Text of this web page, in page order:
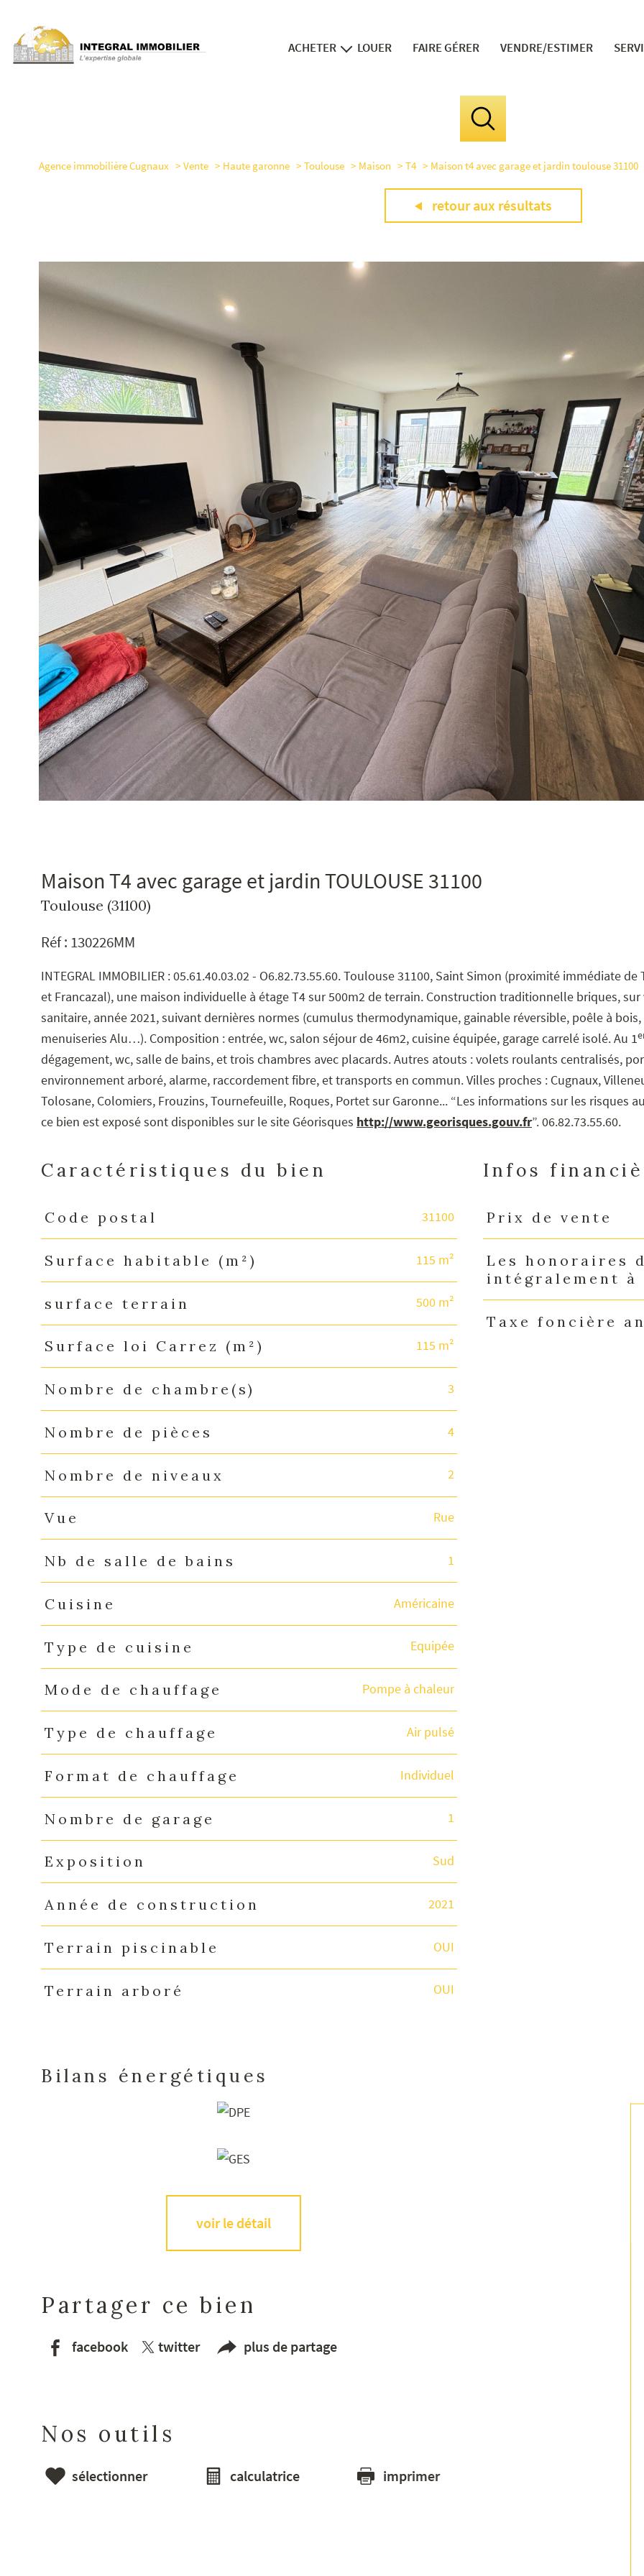
ACHETER LOUER FAIRE GÉRER VENDRE/ESTIMER
le
Agence immobilière Cugnaux
Vente Haute garonne Toulouse Maison T4 Maison t4 avec garage et jardin toulouse 31100
retour aux résultats
Maison T4 avec garage et jardin TOULOUSE 31100
Toulouse (31100)
Réf : 130226MM
INTEGRAL IMMOBILIER : 05.61.40.03.02 - O6.82.73.55.60. Toulouse 31100, Saint Simon (proximité immédiate de
et Francazal), une maison individuelle à étage T4 sur 500m2 de terrain. Construction traditionnelle briques, sur
sanitaire, année 2021, suivant dernières normes (cumulus thermodynamique, gainable réversible, poêle à bois,
menuiseries Alu…). Composition : entrée, wc, salon séjour de 46m2, cuisine équipée, garage carrelé isolé. Au 1
dégagement, wc, salle de bains, et trois chambres avec placards. Autres atouts : volets roulants centralisés,
environnement arboré, alarme, raccordement fibre, et transports en commun. Villes proches : Cugnaux,
Tolosane, Colomiers, Frouzins, Tournefeuille, Roques, Portet sur Garonne... “Les informations sur les risques
ce bien est exposé sont disponibles sur le site Géorisques http://www.georisques.gouv.fr”. 06.82.73.55.60.
Caractéristiques du bien
Caractéristiques Valeurs
Code postal 31100
Surface habitable (m²) 115 m²
surface terrain 500 m²
Surface loi Carrez (m²) 115 m²
Nombre de chambre(s) 3
Nombre de pièces 4
Nombre de niveaux 2
Vue Rue
Nb de salle de bains 1
Cuisine Américaine
Type de cuisine Equipée
Mode de chauffage Pompe à chaleur
Type de chauffage Air pulsé
Format de chauffage Individuel
Nombre de garage 1
Exposition Sud
Année de construction 2021
Terrain piscinable OUI
Terrain arboré OUI
Infos
Caractéristiques Valeurs
Prix de vente
Les honoraires
intégralement à
Taxe foncière
Bilans énergétiques
voir le détail
Partager ce bien
facebook twitter plus de partage
Nos outils
sélectionner calculatrice imprimer